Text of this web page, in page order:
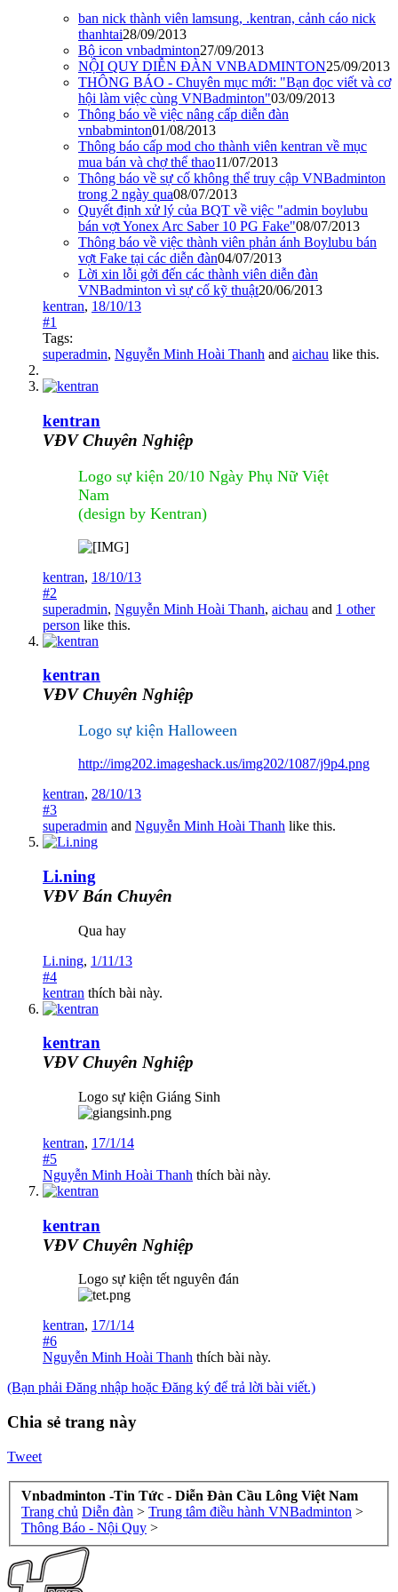
ban nick thành viên lamsung, .kentran, cảnh cáo nick
thanhtai28/09/2013
Bộ icon vnbadminton27/09/2013
NỘI QUY DIỄN ĐÀN VNBADMINTON25/09/2013
THÔNG BÁO - Chuyên mục mới: "Bạn đọc viết và cơ
hội làm việc cùng VNBadminton"03/09/2013
Thông báo về việc nâng cấp diễn đàn
vnbabminton01/08/2013
Thông báo cấp mod cho thành viên kentran về mục
mua bán và chợ thể thao11/07/2013
Thông báo về sự cố không thể truy cập VNBadminton
trong 2 ngày qua08/07/2013
Quyết định xử lý của BQT về việc "admin boylubu
bán vợt Yonex Arc Saber 10 PG Fake"08/07/2013
Thông báo về việc thành viên phản ánh Boylubu bán
vợt Fake tại các diễn đàn04/07/2013
Lời xin lỗi gởi đến các thành viên diễn đàn
VNBadminton vì sự cố kỹ thuật20/06/2013
kentran, 18/10/13
#1
Tags:
superadmin, Nguyễn Minh Hoài Thanh and aichau like this.
kentran
VĐV Chuyên Nghiệp
Logo sự kiện 20/10 Ngày Phụ Nữ Việt
Nam
(design by Kentran)
kentran, 18/10/13
#2
superadmin, Nguyễn Minh Hoài Thanh, aichau and 1 other
person like this.
kentran
VĐV Chuyên Nghiệp
Logo sự kiện Halloween
http://img202.imageshack.us/img202/1087/j9p4.png
kentran, 28/10/13
#3
superadmin and Nguyễn Minh Hoài Thanh like this.
Li.ning
VĐV Bán Chuyên
Qua hay
Li.ning, 1/11/13
#4
kentran thích bài này.
kentran
VĐV Chuyên Nghiệp
Logo sự kiện Giáng Sinh
kentran, 17/1/14
#5
Nguyễn Minh Hoài Thanh thích bài này.
kentran
VĐV Chuyên Nghiệp
Logo sự kiện tết nguyên đán
kentran, 17/1/14
#6
Nguyễn Minh Hoài Thanh thích bài này.
(Bạn phải Đăng nhập hoặc Đăng ký để trả lời bài viết.)
Chia sẻ trang này
Tweet
Vnbadminton -Tin Tức - Diễn Đàn Cầu Lông Việt Nam
Trang chủ Diễn đàn > Trung tâm điều hành VNBadminton >
Thông Báo - Nội Quy >